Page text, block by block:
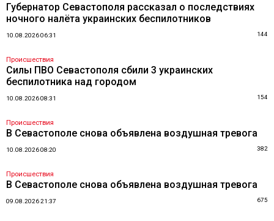
Губернатор Севастополя рассказал о последствиях
ночного налёта украинских беспилотников
10.08.2026 06:31 144
Происшествия
Силы ПВО Севастополя сбили 3 украинских
беспилотника над городом
10.08.2026 08:31 154
Происшествия
В Севастополе снова объявлена воздушная тревога
10.08.2026 08:20 382
Происшествия
В Севастополе снова объявлена воздушная тревога
09.08.2026 21:37 675